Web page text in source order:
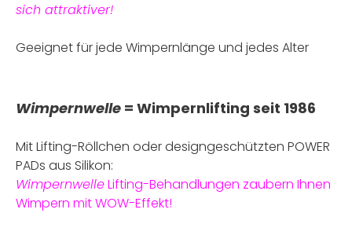
sich attraktiver!
Geeignet für jede Wimpernlänge und jedes Alter
Wimpernwelle = Wimpernlifting seit 1986
Mit Lifting-Röllchen oder designgeschützten POWER
PADs aus Silikon:
WimpernwelleLifting-Behandlungen zaubern Ihnen
Wimpern mit WOW-Effekt!